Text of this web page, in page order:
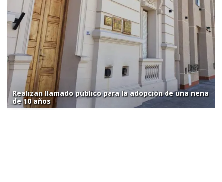
Realizan llamado público para la adopción de una nena
de 10 años